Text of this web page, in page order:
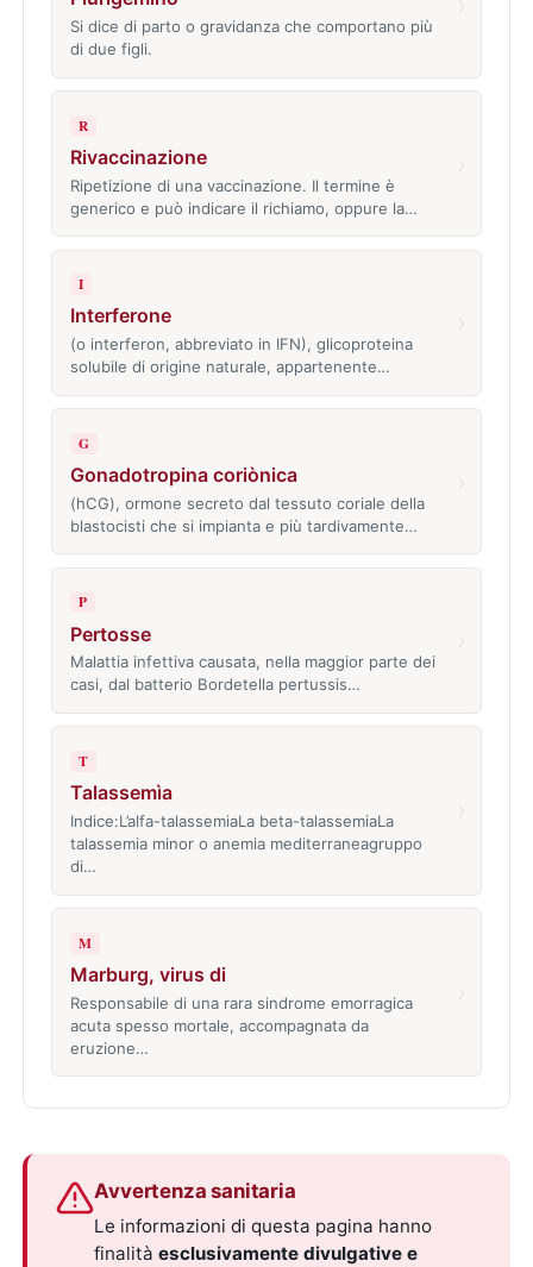
Si dice di parto o gravidanza che comportano più
di due figli.
R
Rivaccinazione
Ripetizione di una vaccinazione. Il termine è
generico e può indicare il richiamo, oppure la…
I
Interferone
(o interferon, abbreviato in IFN), glicoproteina
solubile di origine naturale, appartenente…
G
Gonadotropina coriònica
(hCG), ormone secreto dal tessuto coriale della
blastocisti che si impianta e più tardivamente…
P
Pertosse
Malattia infettiva causata, nella maggior parte dei
casi, dal batterio Bordetella pertussis…
T
Talassemìa
Indice:L’alfa-talassemiaLa beta-talassemiaLa
talassemia minor o anemia mediterraneagruppo
di…
M
Marburg, virus di
Responsabile di una rara sindrome emorragica
acuta spesso mortale, accompagnata da
eruzione…
Avvertenza sanitaria
Le informazioni di questa pagina hanno
finalitàesclusivamente divulgative e